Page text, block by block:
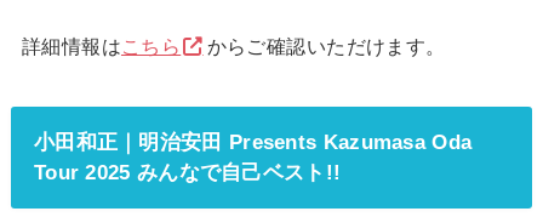
詳細情報はこちら からご確認いただけます。
小田和正｜明治安田 Presents Kazumasa Oda
Tour 2025 みんなで自己ベスト!!